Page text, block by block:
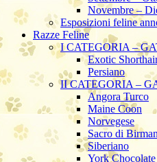
Novembre –
Esposizioni feline
Razze Feline
I CATEGORIA –
Exotic
Persiano
II CATEGORIA –
Angora Turco
Maine Coon
Norvegese
Sacro di
Siberiano
York Chocolate